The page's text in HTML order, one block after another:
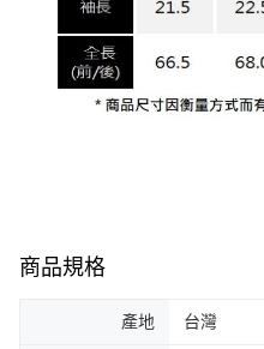
商品規格
產地 台灣